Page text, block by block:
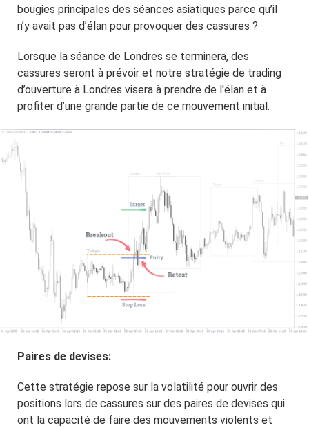
bougies principales des séances asiatiques parce qu’il
n’y avait pas d’élan pour provoquer des cassures ?
Lorsque la séance de Londres se terminera, des
cassures seront à prévoir et notre stratégie de trading
d’ouverture à Londres visera à prendre de l'élan et à
profiter d’une grande partie de ce mouvement initial.
Paires de devises:
Cette stratégie repose sur la volatilité pour ouvrir des
positions lors de cassures sur des paires de devises qui
ont la capacité de faire des mouvements violents et